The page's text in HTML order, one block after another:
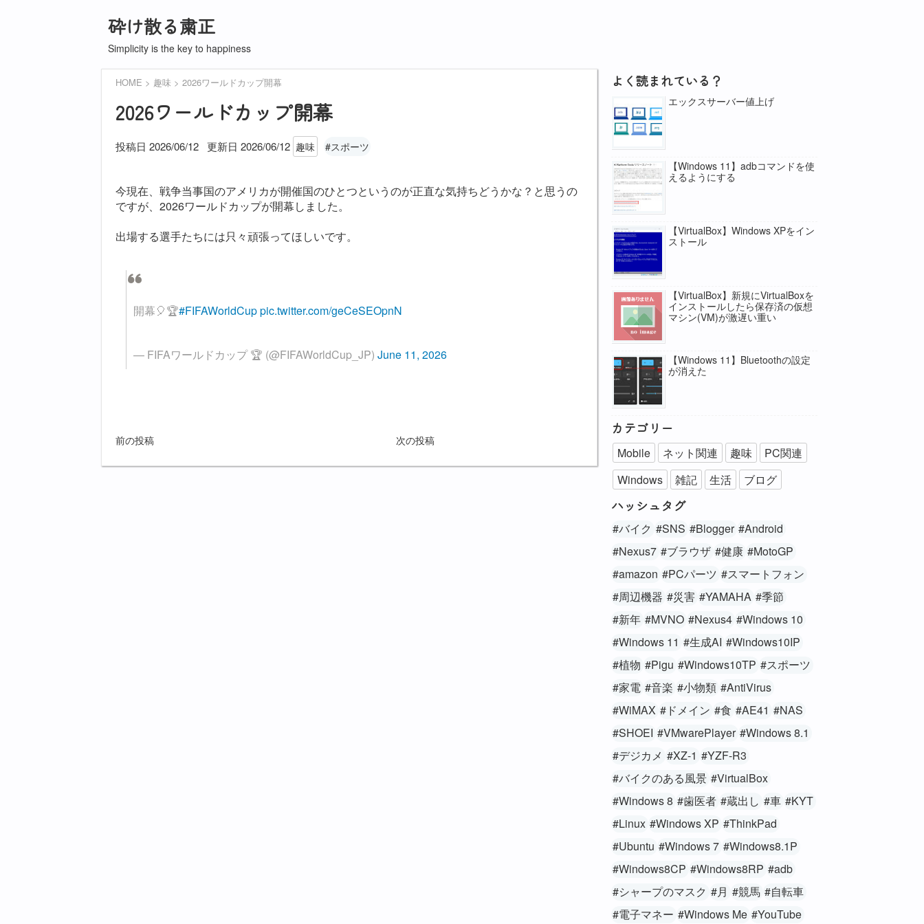
砕け散る粛正
Simplicity is the key to happiness
HOME 趣味 2026ワールドカップ開幕
2026ワールドカップ開幕
投稿日 2026/06/12 更新日 2026/06/12 趣味 #スポーツ
今現在、戦争当事国のアメリカが開催国のひとつというのが正直な気持ちどうかな？と思うの
ですが、2026ワールドカップが開幕しました。
出場する選手たちには只々頑張ってほしいです。
開幕🎈🏆#FIFAWorldCuppic.twitter.com/geCeSEOpnN
— FIFAワールドカップ 🏆 (@FIFAWorldCup_JP) June 11, 2026
前の投稿 次の投稿
よく読まれている？
エックスサーバー値上げ
【Windows 11】adbコマンドを使
えるようにする
【VirtualBox】Windows XPをイン
ストール
【VirtualBox】新規にVirtualBoxを
インストールしたら保存済の仮想
マシン(VM)が激遅い重い
【Windows 11】Bluetoothの設定
が消えた
カテゴリー
Mobile ネット関連 趣味
PC関連
Windows
雑記 生活 ブログ
ハッシュタグ
#バイク #SNS #Blogger #Android
#Nexus7 #ブラウザ #健康 #MotoGP
#amazon #PCパーツ #スマートフォン
#周辺機器 #災害 #YAMAHA #季節
#新年 #MVNO #Nexus4 #Windows 10
#Windows 11 #生成AI #Windows10IP
#植物 #Pigu #Windows10TP #スポーツ
#家電 #音楽 #小物類 #AntiVirus
#WiMAX #ドメイン #食 #AE41 #NAS
#SHOEI #VMwarePlayer #Windows 8.1
#デジカメ #XZ-1 #YZF-R3
#バイクのある風景 #VirtualBox
#Windows 8 #歯医者 #蔵出し #車 #KYT
#Linux #Windows XP #ThinkPad
#Ubuntu #Windows 7 #Windows8.1P
#Windows8CP #Windows8RP #adb
#シャープのマスク #月 #競馬 #自転車
#電子マネー #Windows Me #YouTube